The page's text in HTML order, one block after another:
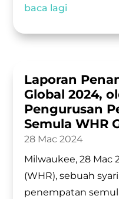
baca lagi
Laporan
Global 2024,
Pengurusan
Semula WHR
28 Mac 2024
Milwaukee, 28 Mac
(WHR), sebuah
penempatan